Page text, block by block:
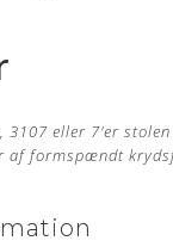
3107 eller 7'er
af formspændt